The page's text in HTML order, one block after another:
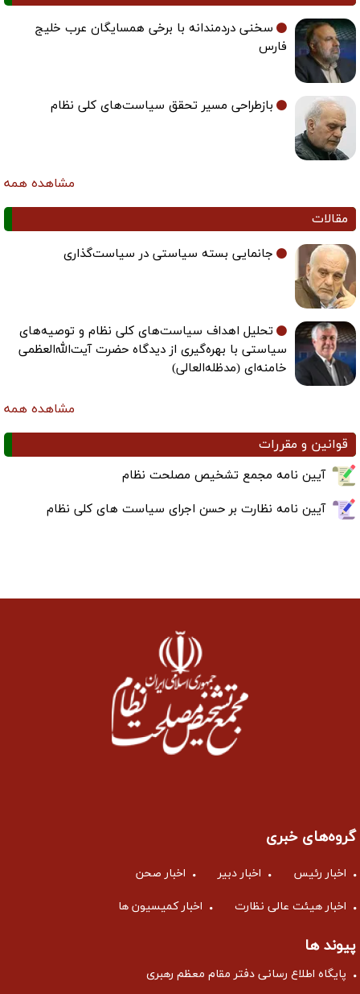
سخنی دردمندانه با برخی همسایگان عرب خلیج
فارس
بازطراحی مسیر تحقق سیاست‌های کلی نظام
مشاهده همه
مقالات
جانمایی بسته سیاستی در سیاست‌گذاری
تحلیل اهداف سیاست‌های کلی نظام و توصیه‌های
سیاستی با بهره‌گیری از دیدگاه حضرت آیت‌الله‌العظمی
خامنه‌ای (مدظله‌العالی)
مشاهده همه
قوانین و مقررات
آیین نامه مجمع تشخیص مصلحت نظام
آیین نامه نظارت بر حسن اجرای سیاست های کلی نظام
گروه‌های خبری
اخبار رئیس اخبار دبیر اخبار صحن
اخبار هیئت عالی نظارت اخبار کمیسیون ها
پیوند ها
پایگاه اطلاع رسانی دفتر مقام معظم رهبری